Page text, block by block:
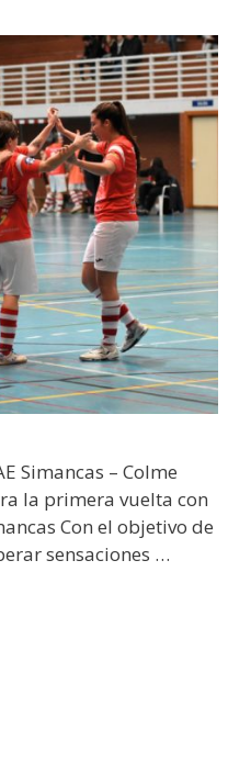
Simancas – Colme
la primera vuelta con
Con el objetivo de
sensaciones …